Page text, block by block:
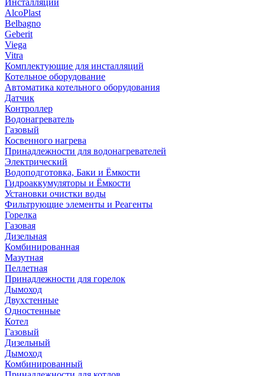
Инсталляции
AlcoPlast
Belbagno
Geberit
Viega
Vitra
Комплектующие для инсталляций
Котельное оборудование
Автоматика котельного оборудования
Датчик
Контроллер
Водонагреватель
Газовый
Косвенного нагрева
Принадлежности для водонагревателей
Электрический
Водоподготовка, Баки и Ёмкости
Гидроаккумуляторы и Ёмкости
Установки очистки воды
Фильтрующие элементы и Реагенты
Горелка
Газовая
Дизельная
Комбинированная
Мазутная
Пеллетная
Принадлежности для горелок
Дымоход
Двухстенные
Одностенные
Котел
Газовый
Дизельный
Дымоход
Комбинированный